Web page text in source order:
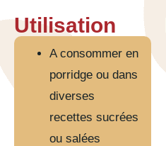
Utilisation
A consommer en
porridge ou dans
diverses
recettes sucrées
ou salées